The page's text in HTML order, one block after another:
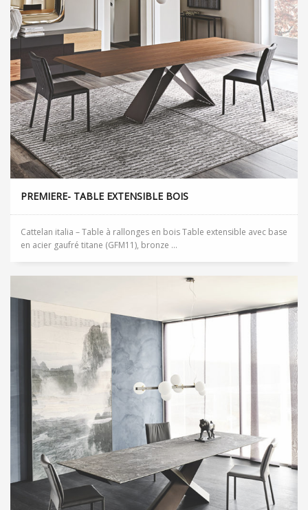
PREMIERE- TABLE EXTENSIBLE BOIS
Cattelan italia – Table à rallonges en bois Table extensible avec base
en acier gaufré titane (GFM11), bronze ...